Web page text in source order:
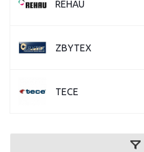
REHAU
ZBYTEX
TECE